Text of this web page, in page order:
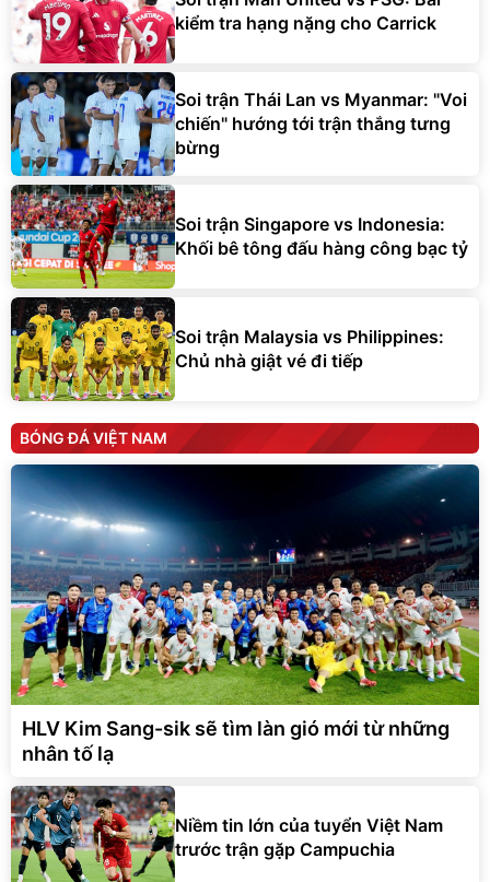
kiểm tra hạng nặng cho Carrick
Soi trận Thái Lan vs Myanmar: "Voi
chiến" hướng tới trận thắng tưng
bừng
Soi trận Singapore vs Indonesia:
Khối bê tông đấu hàng công bạc tỷ
Soi trận Malaysia vs Philippines:
Chủ nhà giật vé đi tiếp
BÓNG ĐÁ VIỆT NAM
HLV Kim Sang-sik sẽ tìm làn gió mới từ những
nhân tố lạ
Niềm tin lớn của tuyển Việt Nam
trước trận gặp Campuchia